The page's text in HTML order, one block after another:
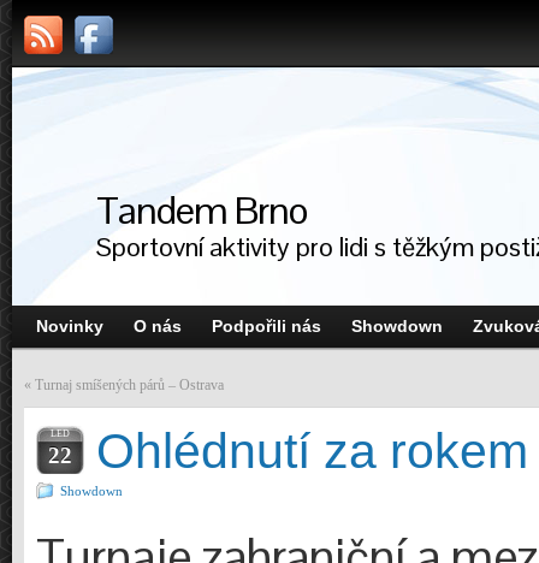
Tandem Brno
Sportovní aktivity pro lidi s těžkým
Novinky O nás Podpořili nás Showdown
« Turnaj smíšených párů – Ostrava
LED
22 Ohlédnutí za
Showdown